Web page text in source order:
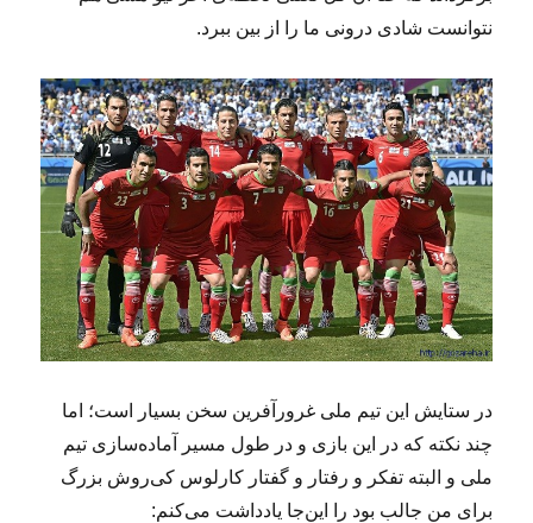
نتوانست شادی درونی ما را از بین ببرد.
در ستایش این تیم ملی غرورآفرین سخن بسیار است؛ اما
چند نکته‌ که در این بازی و در طول مسیر آماده‌سازی تیم
ملی و البته تفکر و رفتار و گفتار کارلوس کی‌روش بزرگ
برای من جالب بود را این‌جا یادداشت می‌کنم: